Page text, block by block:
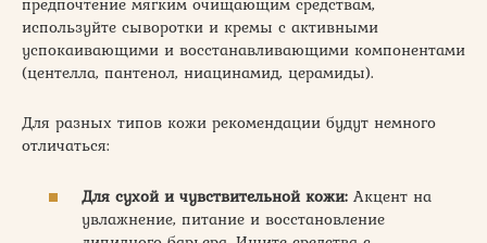
используйте сыворотки и кремы с активными
успокаивающими и восстанавливающими компонентами
(центелла, пантенол, ниацинамид, церамиды).
Для разных типов кожи рекомендации будут немного
отличаться:
Для сухой и чувствительной кожи: Акцент на
увлажнение, питание и восстановление